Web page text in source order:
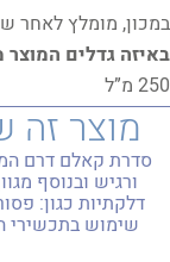
במכון, מומלץ לאחר
באיזה גדלים המוצר
250 מ”ל
מוצר זה
סדרת קאלם דרם
ורגיש ובנוסף
דלקתיות כגון:
שימוש בתכשירי